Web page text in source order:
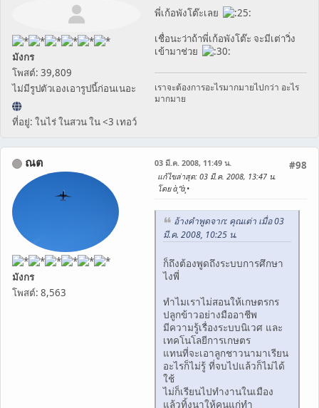
มังกร
โพสต์: 39,809
ไม่มีรูปตัวเองเอารูปนี้ก่อนเนอะ
ที่อยู่: ในไร่ ในสวน ใน <3 เทอว์
พี่เก้อพังโต๊ะเลย
เชื่อนะว่าถ้าพี่เก้อพังโต๊ะ จะมีเต่าวิ่ง
เข้ามาช่วย
เราจะต้องการอะไรมากมายไปกว่า อะไร
มากมาย
ณต
มังกร
โพสต์: 8,563
#98
03 มี.ค. 2008, 11:49 น.
แก้ไขล่าสุด: 03 มี.ค. 2008, 13:47 น.
โดย à¸“à¸•
อ้างคำพูดจาก: คุณเต่า เมื่อ 03
มี.ค. 2008, 10:25 น.
ก็ถึงต้องพูดถึงระบบการศึกษา
ไงพี่
ทำไมเราไม่สอนให้เกษตรกร
ปลูกข้าวอย่างมืออาชีพ
มีความรู้เรื่องระบบนิเวศ และ
เทคโนโลยีการเกษตร
แทนที่จะเอาลูกชาวนามาเรียน
อะไรก็ไม่รู้ ที่จบไปแล้วก็ไม่ได้
ใช้
ไม่ก็เรียนไปทำงานในเมือง
แล้วทิ้งนาให้คนแก่ทำ